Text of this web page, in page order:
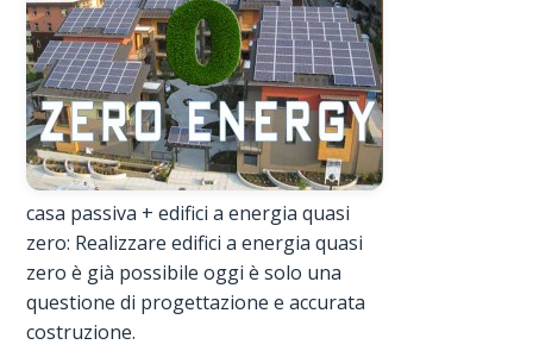
casa passiva + edifici a energia quasi
zero: Realizzare edifici a energia quasi
zero è già possibile oggi è solo una
questione di progettazione e accurata
costruzione.